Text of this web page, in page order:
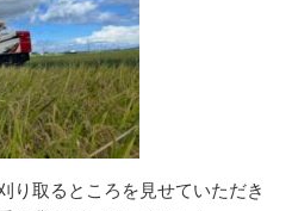
り取るところを見せていただき